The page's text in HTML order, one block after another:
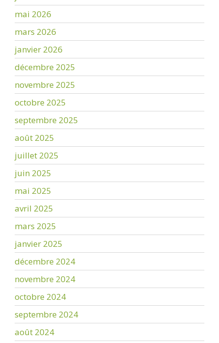
mai 2026
mars 2026
janvier 2026
décembre 2025
novembre 2025
octobre 2025
septembre 2025
août 2025
juillet 2025
juin 2025
mai 2025
avril 2025
mars 2025
janvier 2025
décembre 2024
novembre 2024
octobre 2024
septembre 2024
août 2024